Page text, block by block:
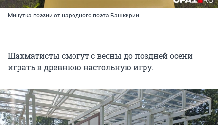
Минутка поэзии от народного поэта Башкирии
Шахматисты смогут с весны до поздней осени
играть в древнюю настольную игру.